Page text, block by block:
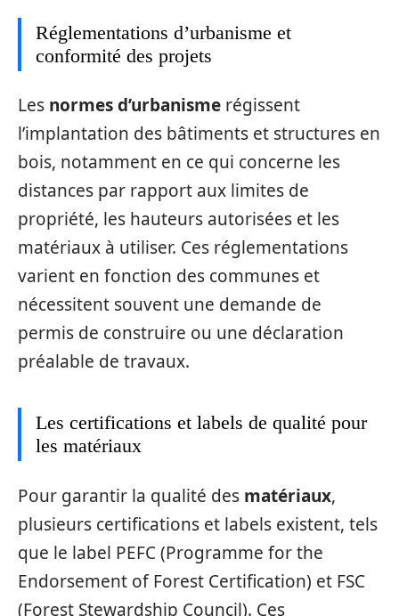
Réglementations d’urbanisme et
conformité des projets
Les normes d’urbanisme régissent
l’implantation des bâtiments et structures en
bois, notamment en ce qui concerne les
distances par rapport aux limites de
propriété, les hauteurs autorisées et les
matériaux à utiliser. Ces réglementations
varient en fonction des communes et
nécessitent souvent une demande de
permis de construire ou une déclaration
préalable de travaux.
Les certifications et labels de qualité pour
les matériaux
Pour garantir la qualité des matériaux,
plusieurs certifications et labels existent, tels
que le label PEFC (Programme for the
Endorsement of Forest Certification) et FSC
(Forest Stewardship Council). Ces